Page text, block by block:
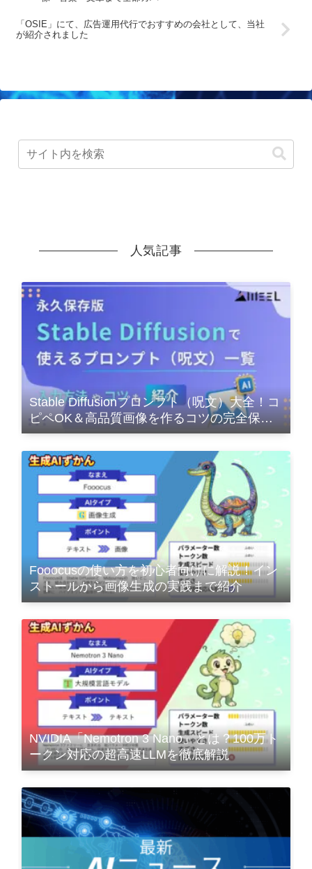
「OSIE」にて、広告運用代行でおすすめの会社として、当社
が紹介されました
人気記事
Stable Diffusionプロンプト（呪文）大全！コ
ピペOK＆高品質画像を作るコツの完全保存
版
Fooocusの使い方を初心者向けに解説！イン
ストールから画像生成の実践まで紹介
NVIDIA「Nemotron 3 Nano」とは？100万ト
ークン対応の超高速LLMを徹底解説